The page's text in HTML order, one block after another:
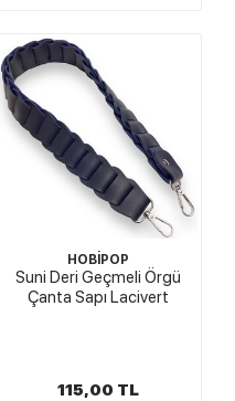
HOBİPOP
Suni Deri Geçmeli Örgü
Çanta Sapı Lacivert
115,00 TL